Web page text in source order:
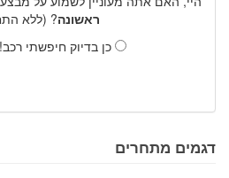
ראשונה? (ללא
כן בדיוק חיפשתי רכב!
דגמים מתחרים